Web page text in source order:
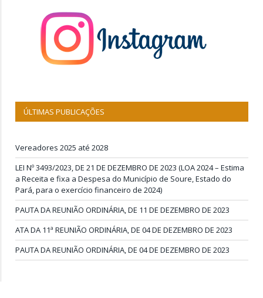
ÚLTIMAS PUBLICAÇÕES
Vereadores 2025 até 2028
LEI Nº 3493/2023, DE 21 DE DEZEMBRO DE 2023 (LOA 2024 – Estima
a Receita e fixa a Despesa do Município de Soure, Estado do
Pará, para o exercício financeiro de 2024)
PAUTA DA REUNIÃO ORDINÁRIA, DE 11 DE DEZEMBRO DE 2023
ATA DA 11ª REUNIÃO ORDINÁRIA, DE 04 DE DEZEMBRO DE 2023
PAUTA DA REUNIÃO ORDINÁRIA, DE 04 DE DEZEMBRO DE 2023